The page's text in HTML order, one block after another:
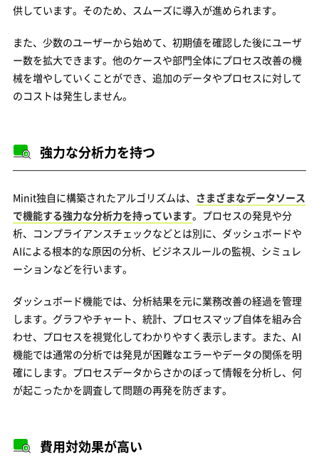
供しています。そのため、スムーズに導入が進められます。
また、少数のユーザーから始めて、初期値を確認した後にユーザ
ー数を拡大できます。他のケースや部門全体にプロセス改善の機
械を増やしていくことができ、追加のデータやプロセスに対して
のコストは発生しません。
強力な分析力を持つ
Minit独自に構築されたアルゴリズムは、 さまざまなデータソース
で機能する強力な分析力を持っています。プロセスの発見や分
析、コンプライアンスチェックなどとは別に、ダッシュボードや
AIによる根本的な原因の分析、ビジネスルールの監視、シミュレ
ーションなどを行います。
ダッシュボード機能では、分析結果を元に業務改善の経過を管理
します。グラフやチャート、統計、プロセスマップ自体を組み合
わせ、プロセスを視覚化してわかりやすく表示します。また、AI
機能では通常の分析では発見が困難なエラーやデータの関係を明
確にします。プロセスデータからさかのぼって情報を分析し、何
が起こったかを調査して問題の再発を防ぎます。
費用対効果が高い